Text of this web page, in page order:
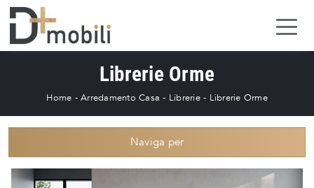
Librerie Orme
Home - Arredamento Casa - Librerie- Librerie Orme
Naviga per